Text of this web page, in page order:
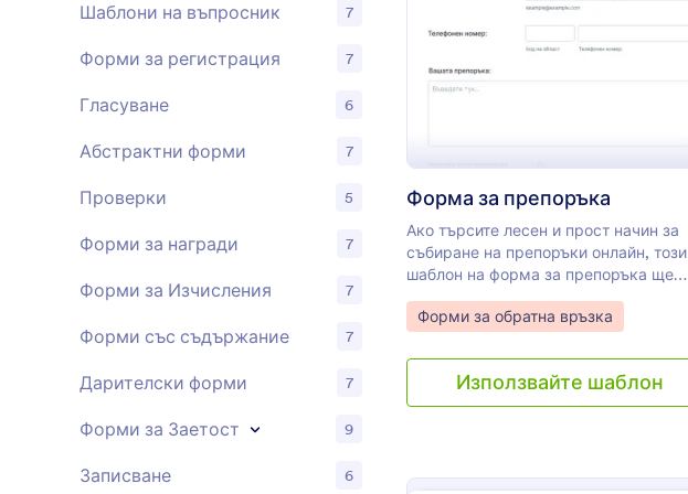
Форма за препоръка
Ако търсите лесен и прост начин за
събиране на препоръки онлайн, този
шаблон на форма за препоръка ще
изпълни вашата заявка. Можете да
дадете на потребителите си
като обществени или частна и да им
предоставите възможност да качват
изображения и видеа с техните
продукт. Чувствайте се свободни да
Go to Category:
Форми за обратна връзка
Използвайте шаблон
Шаблони на въпросник 7
Форми за регистрация 7
Гласуване 6
Абстрактни форми 7
Проверки 5
Форми за награди 7
Форми за Изчисления 7
Форми със съдържание 7
Дарителски форми 7
Форми за Заетост 9
Записване 6